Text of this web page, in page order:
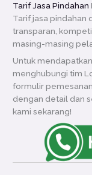
Tarif Jasa Pindahan
Tarif jasa pindahan
transparan,
masing-masing
Untuk
menghubungi tim
formulir
dengan detail dan
kami sekarang!